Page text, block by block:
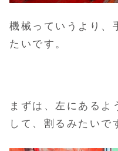
機械っていうより、
たいです。
まずは、左にあるよ
して、割るみたいで